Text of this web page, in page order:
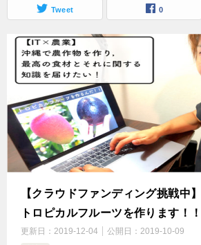
Tweet 0
【クラウドファンディング挑戦中
トロピカルフルーツを作ります！
更新日： 2019-12-04 公開日： 2019-10-09